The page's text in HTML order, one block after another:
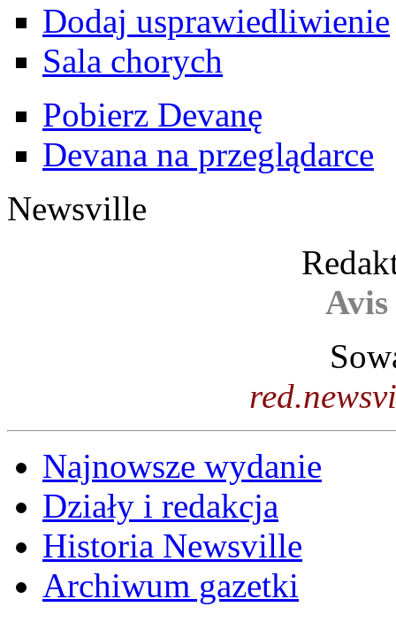
Dodaj usprawiedliwienie
Sala chorych
Pobierz Devanę
Devana na przeglądarce
Newsville
Najnowsze wydanie
Działy i redakcja
Historia Newsville
Archiwum gazetki